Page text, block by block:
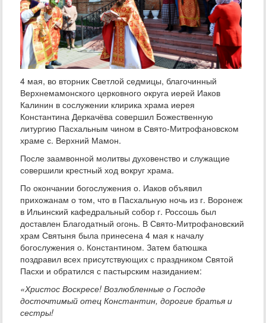
4 мая, во вторник Светлой седмицы, благочинный
Верхнемамонского церковного округа иерей Иаков
Калинин в сослужении клирика храма иерея
Константина Деркачёва совершил Божественную
литургию Пасхальным чином в Свято-Митрофановском
храме с. Верхний Мамон.
После заамвонной молитвы духовенство и служащие
совершили крестный ход вокруг храма.
По окончании богослужения о. Иаков объявил
прихожанам о том, что в Пасхальную ночь из г. Воронеж
в Ильинский кафедральный собор г. Россошь был
доставлен Благодатный огонь. В Свято-Митрофановский
храм Святыня была принесена 4 мая к началу
богослужения о. Константином. Затем батюшка
поздравил всех присутствующих с праздником Святой
Пасхи и обратился с пастырским назиданием:
«Христос Воскресе! Возлюбленные о Господе
досточтимый отец Константин, дорогие братья и
сестры!